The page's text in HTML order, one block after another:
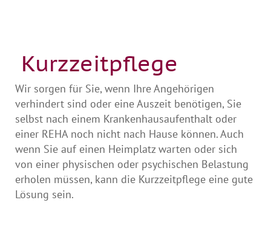
Kurzzeitpflege
Wir sorgen für Sie, wenn Ihre Angehörigen
verhindert sind oder eine Auszeit benötigen, Sie
selbst nach einem Krankenhausaufenthalt oder
einer REHA noch nicht nach Hause können. Auch
wenn Sie auf einen Heimplatz warten oder sich
von einer physischen oder psychischen Belastung
erholen müssen, kann die Kurzzeitpflege eine gute
Lösung sein.